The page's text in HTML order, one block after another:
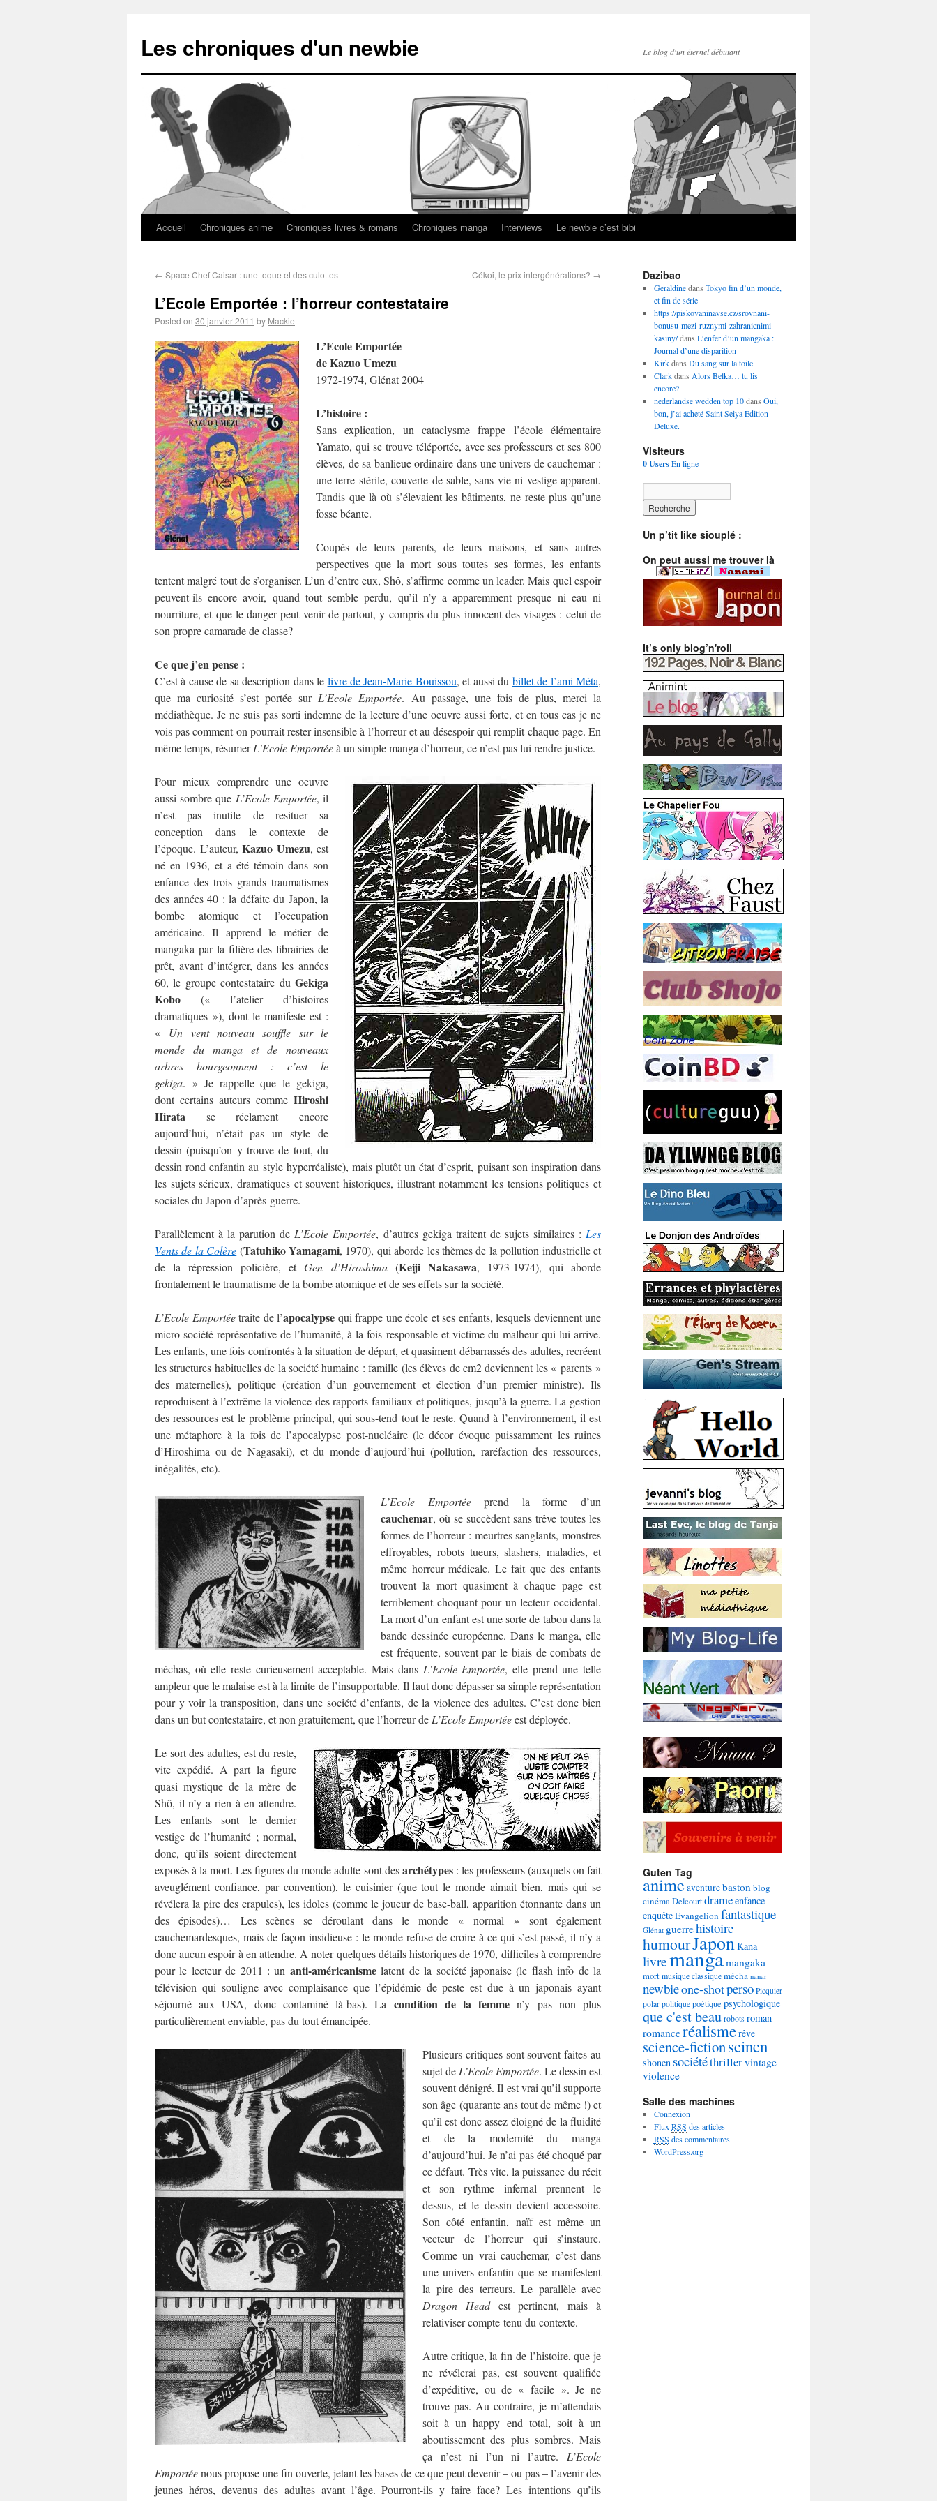
Les chroniques d'un newbie Le blog d'un éternel débutant
Accueil Chroniques anime Chroniques livres & romans Chroniques manga Interviews Le newbie c’est bibi
← Space Chef Caisar : une toque et des culottes Cékoi, le prix intergénérations? →
L’Ecole Emportée : l’horreur contestataire
Posted on 30 janvier 2011 by Mackie
L’Ecole Emportée
de Kazuo Umezu
1972-1974, Glénat 2004
L’histoire :
Sans explication, un cataclysme frappe l’école élémentaire
Yamato, qui se trouve téléportée, avec ses professeurs et ses 800
élèves, de sa banlieue ordinaire dans une univers de cauchemar :
une terre stérile, couverte de sable, sans vie ni vestige apparent.
Tandis que là où s’élevaient les bâtiments, ne reste plus qu’une
fosse béante.
Coupés de leurs parents, de leurs maisons, et sans autres
perspectives que la mort sous toutes ses formes, les enfants
tentent malgré tout de s’organiser. L’un d’entre eux, Shô, s’affirme comme un leader. Mais quel espoir
peuvent-ils encore avoir, quand tout semble perdu, qu’il n’y a apparemment presque ni eau ni
nourriture, et que le danger peut venir de partout, y compris du plus innocent des visages : celui de
son propre camarade de classe?
Ce que j’en pense :
C’est à cause de sa description dans le livre de Jean-Marie Bouissou, et aussi du billet de l’ami Méta,
que ma curiosité s’est portée sur L’Ecole Emportée. Au passage, une fois de plus, merci la
médiathèque. Je ne suis pas sorti indemne de la lecture d’une oeuvre aussi forte, et en tous cas je ne
vois pas comment on pourrait rester insensible à l’horreur et au désespoir qui remplit chaque page. En
même temps, résumerL’Ecole Emportéeà un simple manga d’horreur, ce n’est pas lui rendre justice.
Pour mieux comprendre une oeuvre
aussi sombre que L’Ecole Emportée, il
n’est pas inutile de resituer sa
conception dans le contexte de
l’époque. L’auteur, Kazuo Umezu, est
né en 1936, et a été témoin dans son
enfance des trois grands traumatismes
des années 40 : la défaite du Japon, la
bombe atomique et l’occupation
américaine. Il apprend le métier de
mangaka par la filière des librairies de
prêt, avant d’intégrer, dans les années
60, le groupe contestataire du Gekiga
Kobo (« l’atelier d’histoires
dramatiques »), dont le manifeste est :
« Un vent nouveau souffle sur le
monde du manga et de nouveaux
arbres bourgeonnent : c’est le
gekiga. » Je rappelle que le gekiga,
dont certains auteurs comme Hiroshi
Hirata se réclament encore
aujourd’hui, n’était pas un style de
dessin (puisqu’on y trouve de tout, du
dessin rond enfantin au style hyperréaliste), mais plutôt un état d’esprit, puisant son inspiration dans
les sujets sérieux, dramatiques et souvent historiques, illustrant notamment les tensions politiques et
sociales du Japon d’après-guerre.
Parallèlement à la parution de L’Ecole Emportée, d’autres gekiga traitent de sujets similaires : Les
Vents de la Colère (Tatuhiko Yamagami, 1970), qui aborde les thèmes de la pollution industrielle et
de la répression policière, etGen d’Hiroshima(Keiji Nakasawa, 1973-1974), qui aborde
frontalement le traumatisme de la bombe atomique et de ses effets sur la société.
L’Ecole Emportéetraite de l’apocalypse qui frappe une école et ses enfants, lesquels deviennent une
micro-société représentative de l’humanité, à la fois responsable et victime du malheur qui lui arrive.
Les enfants, une fois confrontés à la situation de départ, et quasiment débarrassés des adultes, recréent
les structures habituelles de la société humaine : famille (les élèves de cm2 deviennent les « parents »
des maternelles), politique (création d’un gouvernement et élection d’un premier ministre). Ils
reproduisent à l’extrême la violence des rapports familiaux et politiques, jusqu’à la guerre. La gestion
des ressources est le problème principal, qui sous-tend tout le reste. Quand à l’environnement, il est
une métaphore à la fois de l’apocalypse post-nucléaire (le décor évoque puissamment les ruines
d’Hiroshima ou de Nagasaki), et du monde d’aujourd’hui (pollution, raréfaction des ressources,
inégalités, etc).
L’Ecole Emportéeprend la forme d’un
cauchemar, où se succèdent sans trêve toutes les
formes de l’horreur : meurtres sanglants, monstres
effroyables, robots tueurs, slashers, maladies, et
même horreur médicale. Le fait que des enfants
trouvent la mort quasiment à chaque page est
terriblement choquant pour un lecteur occidental.
La mort d’un enfant est une sorte de tabou dans la
bande dessinée européenne. Dans le manga, elle
est fréquente, souvent par le biais de combats de
méchas, où elle reste curieusement acceptable. Mais dans L’Ecole Emportée, elle prend une telle
ampleur que le malaise est à la limite de l’insupportable. Il faut donc dépasser sa simple représentation
pour y voir la transposition, dans une société d’enfants, de la violence des adultes. C’est donc bien
dans un but contestataire, et non gratuitement, que l’horreur de L’Ecole Emportéeest déployée.
Le sort des adultes, est du reste,
vite expédié. A part la figure
quasi mystique de la mère de
Shô, il n’y a rien à en attendre.
Les enfants sont le dernier
vestige de l’humanité ; normal,
donc, qu’ils soient directement
exposés à la mort. Les figures du monde adulte sont desarchétypes: les professeurs (auxquels on fait
aveuglément confiance, par convention), le cuisinier (que tout le monde aimait bien, mais qui se
révélera la pire des crapules), les idoles (comme le joueur de base-ball, apparition étonnante dans un
des épisodes)… Les scènes se déroulant dans le monde « normal » sont également
cauchemardesques, mais de façon insidieuse : le monde refuse de croire à ce qui s’est passé, il n’y a
donc aucun espoir à en attendre. A noter quelques détails historiques de 1970, difficiles à comprendre
pour le lecteur de 2011 : un anti-américanismelatent de la société japonaise (le flash info de la
télévision qui souligne avec complaisance que l’épidémie de peste est due à un japonais ayant
séjourné aux USA, donc contaminé là-bas). La condition de la femme n’y pas non plus
particulièrement enviable, pas du tout émancipée.
Plusieurs critiques sont souvent faites au
sujet de L’Ecole Emportée. Le dessin est
souvent dénigré. Il est vrai qu’il supporte
son âge (quarante ans tout de même !) et
qu’il est donc assez éloigné de la fluidité
et de la modernité du manga
d’aujourd’hui. Je n’ai pas été choqué par
ce défaut. Très vite, la puissance du récit
et son rythme infernal prennent le
dessus, et le dessin devient accessoire.
Son côté enfantin, naïf est même un
vecteur de l’horreur qui s’instaure.
Comme un vrai cauchemar, c’est dans
une univers enfantin que se manifestent
la pire des terreurs. Le parallèle avec
Dragon Headest pertinent, mais à
relativiser compte-tenu du contexte.
Autre critique, la fin de l’histoire, que je
ne révélerai pas, est souvent qualifiée
d’expéditive, ou de « facile ». Je ne
trouve pas. Au contraire, je m’attendais
soit à un happy end total, soit à un
aboutissement des plus sombres. Mais
ça n’est ni l’un ni l’autre. L’Ecole
Emportéenous propose une fin ouverte, jetant les bases de ce que peut devenir – ou pas – l’avenir des
jeunes héros, devenus des adultes avant l’âge. Pourront-ils y faire face? Les intentions qu’ils
Dazibao
Geraldinedans Tokyo fin d’un monde,
et fin de série
https://piskovaninavse.cz/srovnani-
bonusu-mezi-ruznymi-zahranicnimi-
kasiny/dans L’enfer d’un mangaka :
Journal d’une disparition
Kirkdans Du sang sur la toile
Clarkdans Alors Belka… tu lis
encore?
nederlandse wedden top 10dans Oui,
bon, j’ai acheté Saint Seiya Edition
Deluxe.
Visiteurs
0 UsersEn ligne
Un p’tit like siouplé :
On peut aussi me trouver là
It’s only blog’n'roll
Guten Tag
animeaventurebaston blog
cinémaDelcourtdrameenfance
enquêteEvangelion fantastique
Glénat guerrehistoire
humourJapon Kana
livremangamangaka
mortmusique classiquemécha nanar
newbieone-shotperso Picquier
polar politique poétique psychologique
que c'est beaurobotsroman
romanceréalismerêve
science-fictionseinen
shonen sociététhrillervintage
violence
Salle des machines
Connexion
Flux RSS des articles
RSS des commentaires
WordPress.org